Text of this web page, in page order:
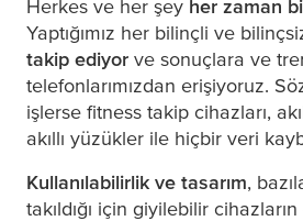
Herkes ve her şey her zaman
Yaptığımız her bilinçli ve
takip ediyor ve sonuçlara ve
telefonlarımızdan erişiyoruz.
işlerse fitness takip cihazları,
akıllı yüzükler ile hiçbir veri
Kullanılabilirlik ve tasarım,
takıldığı için giyilebilir